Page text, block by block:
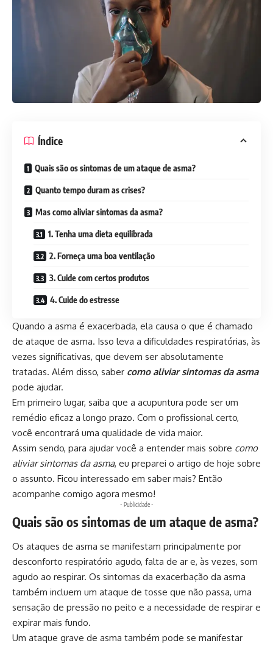
Índice
Quais são os sintomas de um ataque de asma?
Quanto tempo duram as crises?
Mas como aliviar sintomas da asma?
1. Tenha uma dieta equilibrada
2. Forneça uma boa ventilação
3. Cuide com certos produtos
4. Cuide do estresse
Quando a asma é exacerbada, ela causa o que é chamado
de ataque de asma. Isso leva a dificuldades respiratórias, às
vezes significativas, que devem ser absolutamente
tratadas. Além disso, saber como aliviar sintomas da asma
pode ajudar.
Em primeiro lugar, saiba que a acupuntura pode ser um
remédio eficaz a longo prazo. Com o profissional certo,
você encontrará uma qualidade de vida maior.
Assim sendo, para ajudar você a entender mais sobre como
aliviar sintomas da asma, eu preparei o artigo de hoje sobre
o assunto. Ficou interessado em saber mais? Então
acompanhe comigo agora mesmo!
- Publicidade -
Quais são os sintomas de um ataque de asma?
Os ataques de asma se manifestam principalmente por
desconforto respiratório agudo, falta de ar e, às vezes, som
agudo ao respirar. Os sintomas da exacerbação da asma
também incluem um ataque de tosse que não passa, uma
sensação de pressão no peito e a necessidade de respirar e
expirar mais fundo.
Um ataque grave de asma também pode se manifestar